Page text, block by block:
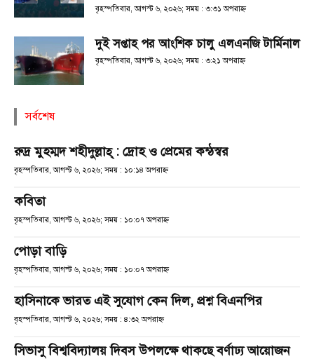
বৃহস্পতিবার, আগস্ট ৬, ২০২৬; সময় : ৩:৩১ অপরাহ্ণ
দুই সপ্তাহ পর আংশিক চালু এলএনজি টার্মিনাল
বৃহস্পতিবার, আগস্ট ৬, ২০২৬; সময় : ৩:২১ অপরাহ্ণ
সর্বশেষ
রুদ্র মুহম্মদ শহীদুল্লাহ্ : দ্রোহ ও প্রেমের কন্ঠস্বর
বৃহস্পতিবার, আগস্ট ৬, ২০২৬; সময় : ১০:১৪ অপরাহ্ণ
কবিতা
বৃহস্পতিবার, আগস্ট ৬, ২০২৬; সময় : ১০:০৭ অপরাহ্ণ
পোড়া বাড়ি
বৃহস্পতিবার, আগস্ট ৬, ২০২৬; সময় : ১০:০৭ অপরাহ্ণ
হাসিনাকে ভারত এই সুযোগ কেন দিল, প্রশ্ন বিএনপির
বৃহস্পতিবার, আগস্ট ৬, ২০২৬; সময় : ৪:৩২ অপরাহ্ণ
সিভাসু বিশ্ববিদ্যালয় দিবস উপলক্ষে থাকছে বর্ণাঢ্য আয়োজন